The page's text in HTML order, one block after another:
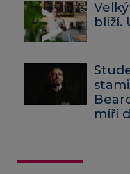
blíží.
míří